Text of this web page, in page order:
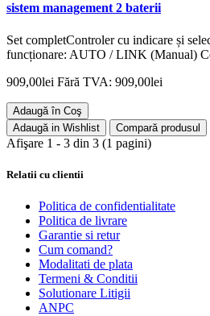
sistem management 2 baterii
Set completControler cu indicare și
funcționare: AUTO / LINK (Manual)
909,00lei Fără TVA: 909,00lei
Adaugă în Coş
Adaugă in Wishlist
Compară produsul
Afişare 1 - 3 din 3 (1 pagini)
Relatii cu clientii
Politica de confidentialitate
Politica de livrare
Garantie si retur
Cum comand?
Modalitati de plata
Termeni & Conditii
Solutionare Litigii
ANPC